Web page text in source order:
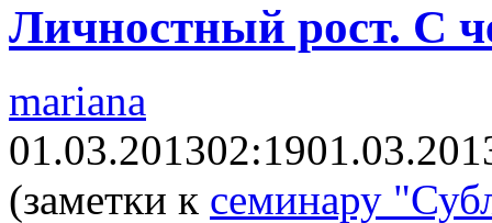
Личностный рост. С
mariana
01.03.201302:19
(заметки к семинару